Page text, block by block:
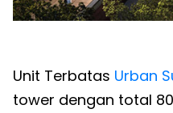
Unit Terbatas Urban
tower dengan total